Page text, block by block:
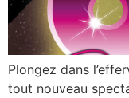
Plongez dans
tout nouveau